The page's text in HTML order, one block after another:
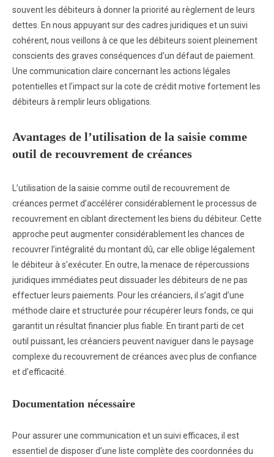
souvent les débiteurs à donner la priorité au règlement de leurs
dettes. En nous appuyant sur des cadres juridiques et un suivi
cohérent, nous veillons à ce que les débiteurs soient pleinement
conscients des graves conséquences d’un défaut de paiement.
Une communication claire concernant les actions légales
potentielles et l’impact sur la cote de crédit motive fortement les
débiteurs à remplir leurs obligations.
Avantages de l’utilisation de la saisie comme
outil de recouvrement de créances
L’utilisation de la saisie comme outil de recouvrement de
créances permet d’accélérer considérablement le processus de
recouvrement en ciblant directement les biens du débiteur. Cette
approche peut augmenter considérablement les chances de
recouvrer l’intégralité du montant dû, car elle oblige légalement
le débiteur à s’exécuter. En outre, la menace de répercussions
juridiques immédiates peut dissuader les débiteurs de ne pas
effectuer leurs paiements. Pour les créanciers, il s’agit d’une
méthode claire et structurée pour récupérer leurs fonds, ce qui
garantit un résultat financier plus fiable. En tirant parti de cet
outil puissant, les créanciers peuvent naviguer dans le paysage
complexe du recouvrement de créances avec plus de confiance
et d’efficacité.
Documentation nécessaire
Pour assurer une communication et un suivi efficaces, il est
essentiel de disposer d’une liste complète des coordonnées du